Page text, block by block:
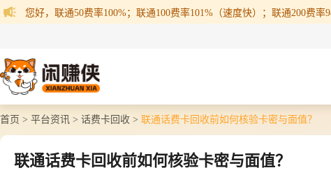
您好，联通50费率100%；联通100费率101%（速度快）；联通200费率
首页 > 平台资讯 > 话费卡回收 > 联通话费卡回收前如何核验卡密与面值？
联通话费卡回收前如何核验卡密与面值？